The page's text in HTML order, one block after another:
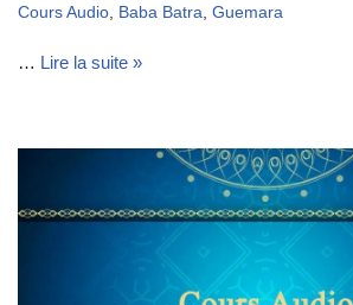
Cours Audio
Baba Batra Guemara
… Lire la suite »